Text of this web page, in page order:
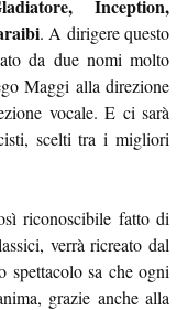
Inception,
. A dirigere questo
da due nomi molto
Maggi alla direzione
vocale. E ci sarà
scelti tra i migliori
riconoscibile fatto di
verrà ricreato dal
sa che ogni
grazie anche alla